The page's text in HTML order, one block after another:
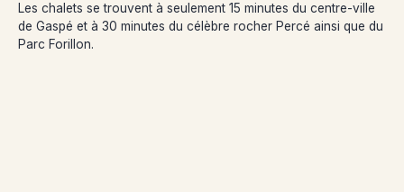
Les chalets se trouvent à seulement 15 minutes du centre-ville
de Gaspé et à 30 minutes du célèbre rocher Percé ainsi que du
Parc Forillon.